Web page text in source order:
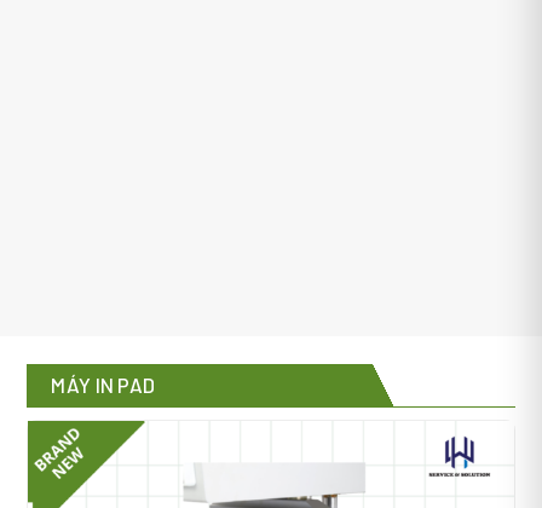
MÁY IN PAD